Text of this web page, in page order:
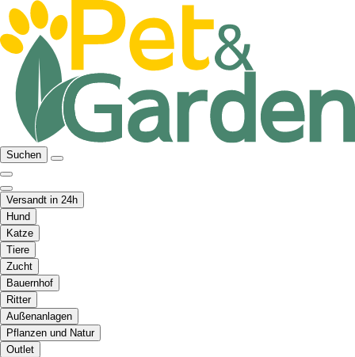
Suchen
Versandt in 24h
Hund
Katze
Tiere
Zucht
Bauernhof
Ritter
Außenanlagen
Pflanzen und Natur
Outlet